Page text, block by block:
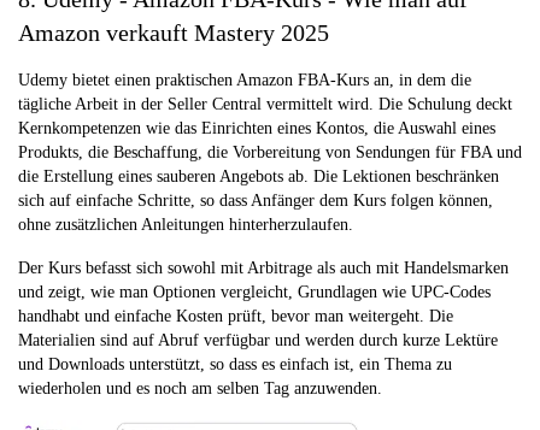
Amazon verkauft Mastery 2025
Udemy bietet einen praktischen Amazon FBA-Kurs an, in dem die
tägliche Arbeit in der Seller Central vermittelt wird. Die Schulung deckt
Kernkompetenzen wie das Einrichten eines Kontos, die Auswahl eines
Produkts, die Beschaffung, die Vorbereitung von Sendungen für FBA und
die Erstellung eines sauberen Angebots ab. Die Lektionen beschränken
sich auf einfache Schritte, so dass Anfänger dem Kurs folgen können,
ohne zusätzlichen Anleitungen hinterherzulaufen.
Der Kurs befasst sich sowohl mit Arbitrage als auch mit Handelsmarken
und zeigt, wie man Optionen vergleicht, Grundlagen wie UPC-Codes
handhabt und einfache Kosten prüft, bevor man weitergeht. Die
Materialien sind auf Abruf verfügbar und werden durch kurze Lektüre
und Downloads unterstützt, so dass es einfach ist, ein Thema zu
wiederholen und es noch am selben Tag anzuwenden.